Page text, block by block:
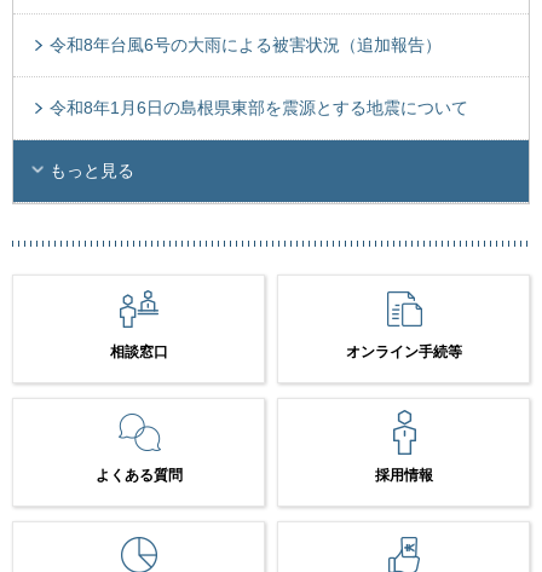
令和8年台風6号の大雨による被害状況（追加報告）
令和8年1月6日の島根県東部を震源とする地震について
もっと見る
相談窓口 オンライン手続等
よくある質問 採用情報